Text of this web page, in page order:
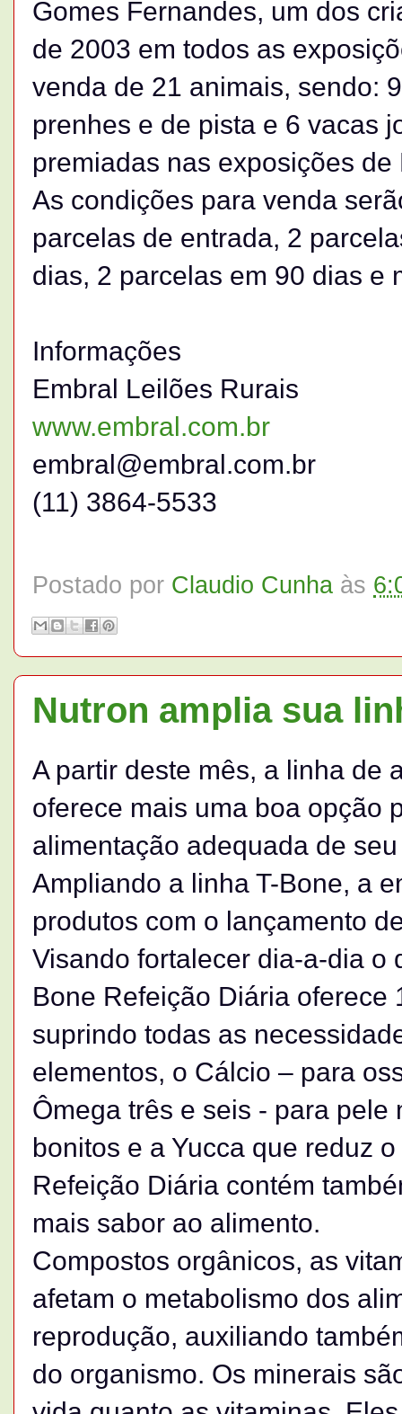
Gomes Fernandes, um dos
de 2003 em todos as
venda de 21 animais, sendo:
prenhes e de pista e 6 vacas
premiadas nas exposições de
As condições para venda
parcelas de entrada, 2
dias, 2 parcelas em 90 dias e
Informações
Embral Leilões Rurais
www.embral.com.br
embral@embral.com.br
(11) 3864-5533
Postado por Claudio Cunha às
Nutron amplia sua
A partir deste mês, a linha de
oferece mais uma boa opção
alimentação adequada de
Ampliando a linha T-Bone, a
produtos com o lançamento
Visando fortalecer dia-a-dia o
Bone Refeição Diária oferece
suprindo todas as
elementos, o Cálcio – para
Ômega três e seis - para
bonitos e a Yucca que reduz
Refeição Diária contém
mais sabor ao alimento.
Compostos orgânicos, as
afetam o metabolismo dos
reprodução, auxiliando
do organismo. Os minerais